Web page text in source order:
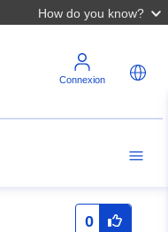
How do you know?
Connexion
0